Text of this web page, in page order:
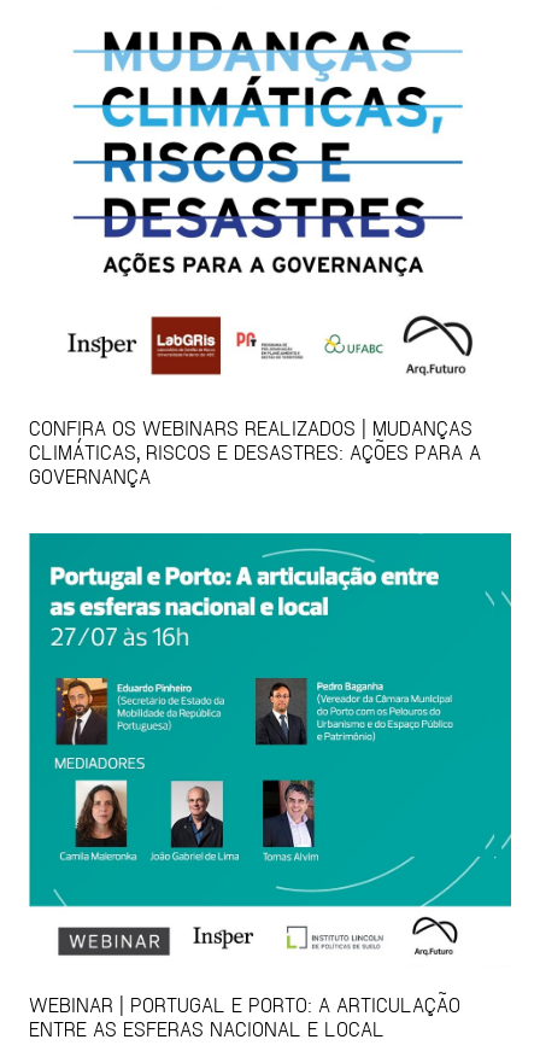
CONFIRA OS WEBINARS REALIZADOS | MUDANÇAS
CLIMÁTICAS, RISCOS E DESASTRES: AÇÕES PARA A
GOVERNANÇA
WEBINAR | PORTUGAL E PORTO: A ARTICULAÇÃO
ENTRE AS ESFERAS NACIONAL E LOCAL